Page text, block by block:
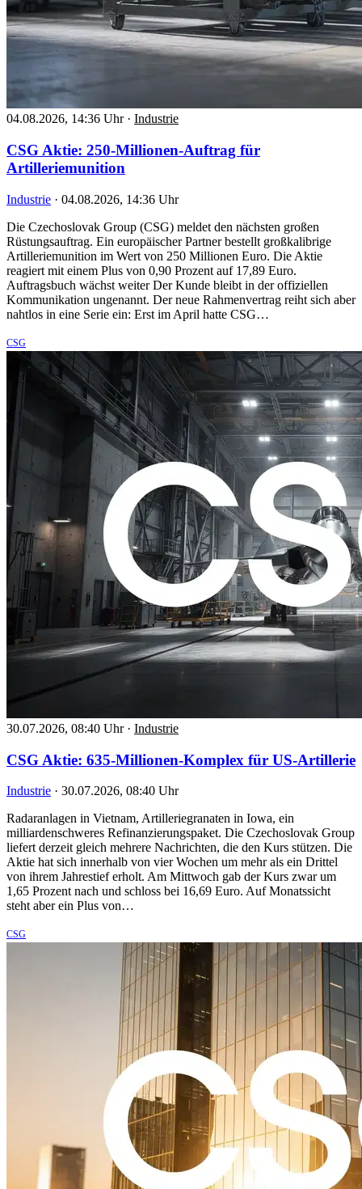
04.08.2026, 14:36 Uhr · Industrie
CSG Aktie: 250-Millionen-Auftrag für
Artilleriemunition
Industrie · 04.08.2026, 14:36 Uhr
Die Czechoslovak Group (CSG) meldet den nächsten großen
Rüstungsauftrag. Ein europäischer Partner bestellt großkalibrige
Artilleriemunition im Wert von 250 Millionen Euro. Die Aktie
reagiert mit einem Plus von 0,90 Prozent auf 17,89 Euro.
Auftragsbuch wächst weiter Der Kunde bleibt in der offiziellen
Kommunikation ungenannt. Der neue Rahmenvertrag reiht sich aber
nahtlos in eine Serie ein: Erst im April hatte CSG…
CSG
30.07.2026, 08:40 Uhr · Industrie
CSG Aktie: 635-Millionen-Komplex für US-Artillerie
Industrie · 30.07.2026, 08:40 Uhr
Radaranlagen in Vietnam, Artilleriegranaten in Iowa, ein
milliardenschweres Refinanzierungspaket. Die Czechoslovak Group
liefert derzeit gleich mehrere Nachrichten, die den Kurs stützen. Die
Aktie hat sich innerhalb von vier Wochen um mehr als ein Drittel
von ihrem Jahrestief erholt. Am Mittwoch gab der Kurs zwar um
1,65 Prozent nach und schloss bei 16,69 Euro. Auf Monatssicht
steht aber ein Plus von…
CSG